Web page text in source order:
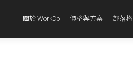
關於 WorkDo 價格與方案 部落格